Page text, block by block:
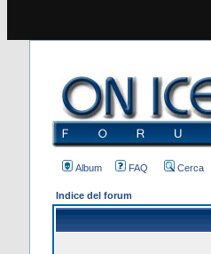
Album FAQ Cerca
Indice del forum